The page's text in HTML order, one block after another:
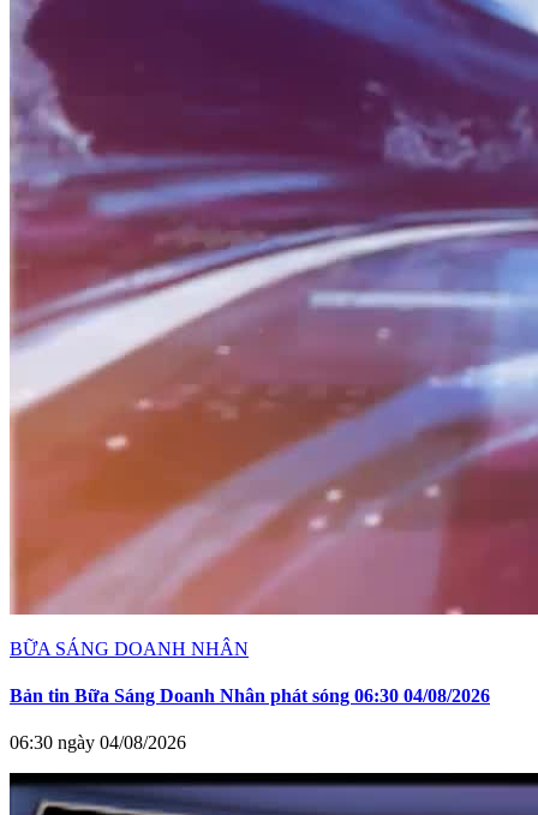
BỮA SÁNG DOANH NHÂN
Bản tin Bữa Sáng Doanh Nhân phát sóng 06:30 04/08/2026
06:30 ngày 04/08/2026